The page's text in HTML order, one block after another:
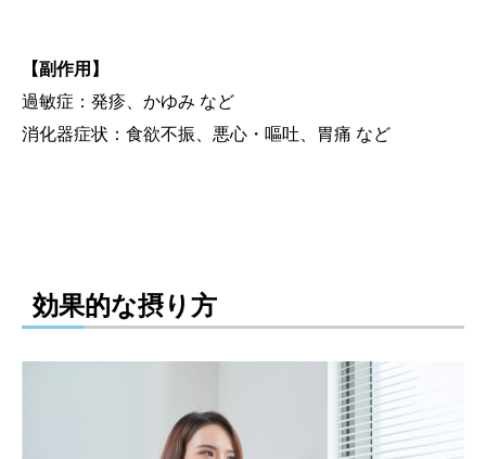
【副作用】
過敏症：発疹、かゆみ など
消化器症状：食欲不振、悪心・嘔吐、胃痛 など
効果的な摂り方